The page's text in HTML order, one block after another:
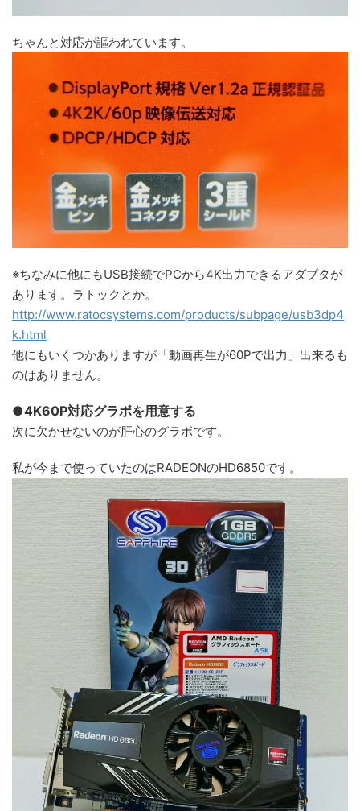
ちゃんと対応が謳われています。
※ちなみに他にもUSB接続でPCから4K出力できるアダプタが
あります。ラトックとか。
http://www.ratocsystems.com/products/subpage/usb3dp4
k.html
他にもいくつかありますが「動画再生が60Pで出力」出来るも
のはありません。
●4K60P対応グラボを用意する
次に欠かせないのが肝心のグラボです。
私が今まで使っていたのはRADEONのHD6850です。